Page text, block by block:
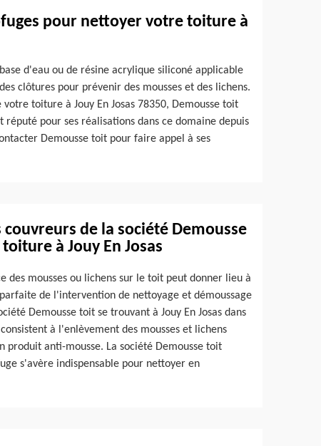
pour nettoyer votre toiture à
d'eau ou de résine acrylique siliconé applicable
clôtures pour prévenir des mousses et des lichens.
toiture à Jouy En Josas 78350, Demousse toit
réputé pour ses réalisations dans ce domaine depuis
Demousse toit pour faire appel à ses
de la société Demousse
à Jouy En Josas
des mousses ou lichens sur le toit peut donner lieu à
de l'intervention de nettoyage et démoussage
Demousse toit se trouvant à Jouy En Josas dans
à l'enlèvement des mousses et lichens
anti-mousse. La société Demousse toit
s'avère indispensable pour nettoyer en